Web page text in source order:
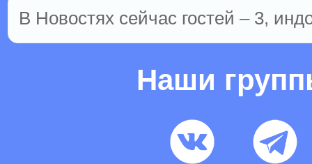
В Новостях сейчас гостей – 3,
Наши